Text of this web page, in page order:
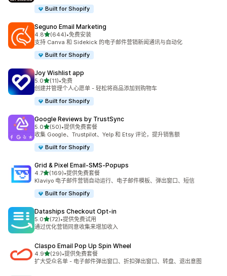
Built for Shopify
Seguno Email Marketing
4.8星（满分 5 星）
(644)
总共 644 条评论
•免费安装
支持 Canva 和 Sidekick 的电子邮件营销新闻通讯与自动化
Built for Shopify
Joy Wishlist app
5.0星（满分 5 星）
(11)
总共 11 条评论
•免费
创建并管理个人心愿单 - 轻松将商品添加到购物车
Built for Shopify
Google Reviews by TrustSync
5.0星（满分 5 星）
(50)
总共 50 条评论
•提供免费套餐
收集 Google、Trustpilot、Yelp 和 Etsy 评论，提升销售额
Built for Shopify
Grid & Pixel Email‑SMS‑Popups
4.7星（满分 5 星）
(169)
总共 169 条评论
•提供免费套餐
Klaviyo 电子邮件营销自动运行、电子邮件模板、弹出窗口、短信
Built for Shopify
Dataships Checkout Opt‑in
5.0星（满分 5 星）
(72)
总共 72 条评论
•提供免费试用
通过优化营销同意收集来增加收入
Claspo Email Pop Up Spin Wheel
4.9星（满分 5 星）
(29)
总共 29 条评论
•提供免费套餐
扩大受众名单 - 电子邮件弹出窗口、折扣弹出窗口、转盘、退出意图